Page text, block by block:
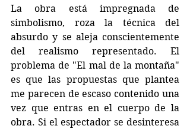
La obra está impregnada de
simbolismo, roza la técnica del
absurdo y se aleja conscientemente
del realismo representado. El
problema de "El mal de la montaña"
es que las propuestas que plantea
me parecen de escaso contenido una
vez que entras en el cuerpo de la
obra. Si el espectador se desinteresa